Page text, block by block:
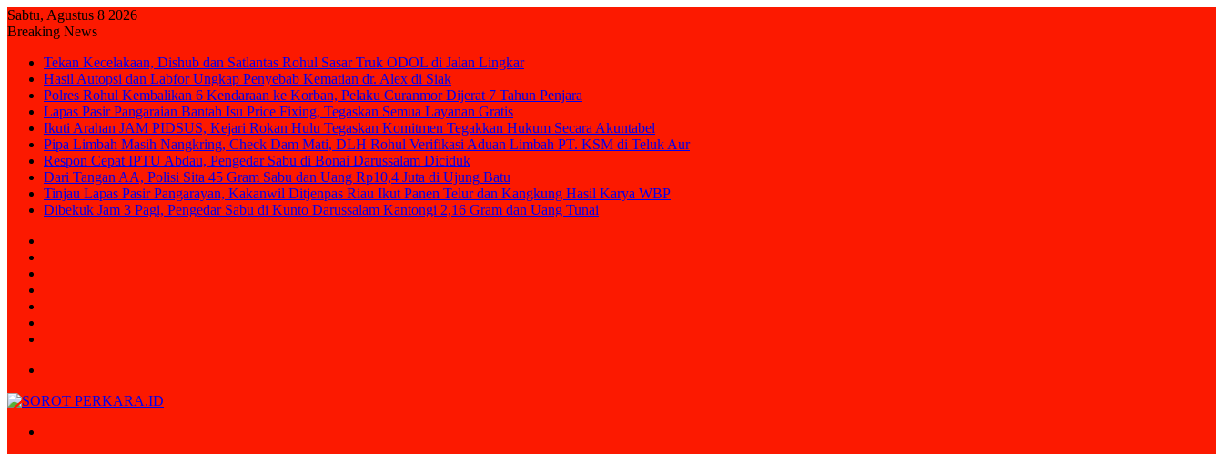
Sabtu, Agustus 8 2026
Breaking News
Tekan Kecelakaan, Dishub dan Satlantas Rohul Sasar Truk ODOL di Jalan Lingkar
Hasil Autopsi dan Labfor Ungkap Penyebab Kematian dr. Alex di Siak
Polres Rohul Kembalikan 6 Kendaraan ke Korban, Pelaku Curanmor Dijerat 7 Tahun Penjara
Lapas Pasir Pangaraian Bantah Isu Price Fixing, Tegaskan Semua Layanan Gratis
Ikuti Arahan JAM PIDSUS, Kejari Rokan Hulu Tegaskan Komitmen Tegakkan Hukum Secara Akuntabel
Pipa Limbah Masih Nangkring, Check Dam Mati, DLH Rohul Verifikasi Aduan Limbah PT. KSM di Teluk Aur
Respon Cepat IPTU Abdau, Pengedar Sabu di Bonai Darussalam Diciduk
Dari Tangan AA, Polisi Sita 45 Gram Sabu dan Uang Rp10,4 Juta di Ujung Batu
Tinjau Lapas Pasir Pangarayan, Kakanwil Ditjenpas Riau Ikut Panen Telur dan Kangkung Hasil Karya WBP
Dibekuk Jam 3 Pagi, Pengedar Sabu di Kunto Darussalam Kantongi 2,16 Gram dan Uang Tunai